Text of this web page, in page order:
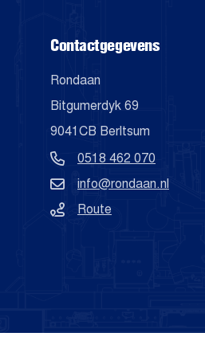
Contactgegevens
Rondaan
Bitgumerdyk 69
9041CB Berltsum
0518 462 070
info@rondaan.nl
Route